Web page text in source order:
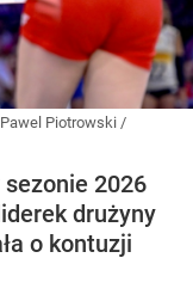
Pawel Piotrowski /
2026
drużyny
o kontuzji